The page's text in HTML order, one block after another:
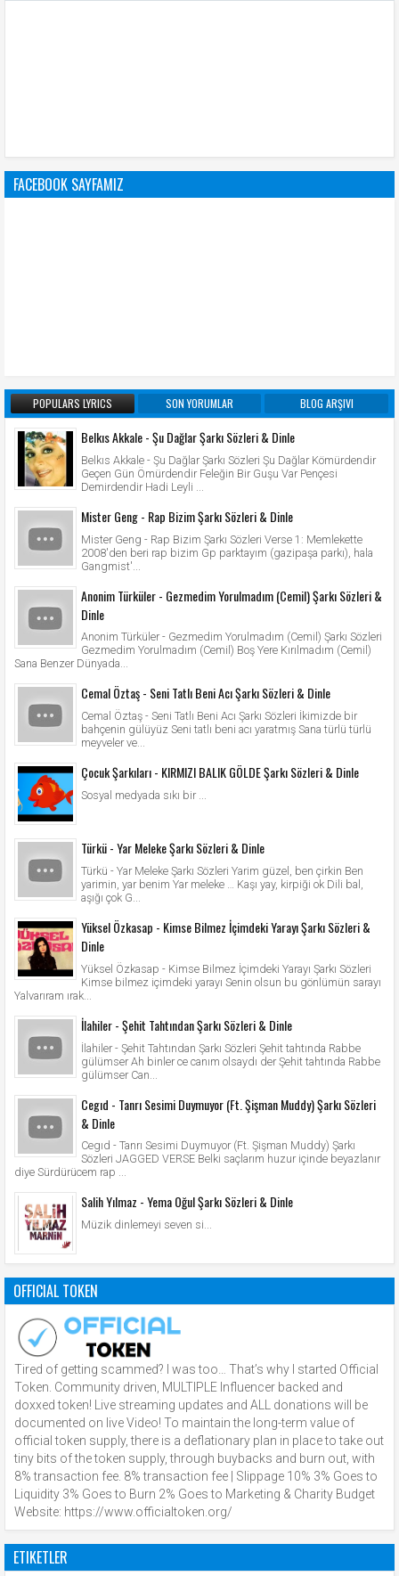
FACEBOOK SAYFAMIZ
POPULARS LYRICS SON YORUMLAR BLOG ARŞIVI
Belkıs Akkale - Şu Dağlar Şarkı Sözleri & Dinle
Belkıs Akkale - Şu Dağlar Şarkı Sözleri Şu Dağlar Kömürdendir
Geçen Gün Ömürdendir Feleğin Bir Guşu Var Pençesi
Demirdendir Hadi Leyli ...
Mister Geng - Rap Bizim Şarkı Sözleri & Dinle
Mister Geng - Rap Bizim Şarkı Sözleri Verse 1: Memlekette
2008'den beri rap bizim Gp parktayım (gazipaşa parkı), hala
Gangmist'...
Anonim Türküler - Gezmedim Yorulmadım (Cemil) Şarkı Sözleri &
Dinle
Anonim Türküler - Gezmedim Yorulmadım (Cemil) Şarkı Sözleri
Gezmedim Yorulmadım (Cemil) Boş Yere Kırılmadım (Cemil)
Sana Benzer Dünyada...
Cemal Öztaş - Seni Tatlı Beni Acı Şarkı Sözleri & Dinle
Cemal Öztaş - Seni Tatlı Beni Acı Şarkı Sözleri İkimizde bir
bahçenin gülüyüz Seni tatlı beni acı yaratmış Sana türlü türlü
meyveler ve...
Çocuk Şarkıları - KIRMIZI BALIK GÖLDE Şarkı Sözleri & Dinle
Sosyal medyada sıkı bir ...
Türkü - Yar Meleke Şarkı Sözleri & Dinle
Türkü - Yar Meleke Şarkı Sözleri Yarim güzel, ben çirkin Ben
yarimin, yar benim Yar meleke … Kaşı yay, kirpiği ok Dili bal,
aşığı çok G...
Yüksel Özkasap - Kimse Bilmez İçimdeki Yarayı Şarkı Sözleri &
Dinle
Yüksel Özkasap - Kimse Bilmez İçimdeki Yarayı Şarkı Sözleri
Kimse bilmez içimdeki yarayı Senin olsun bu gönlümün sarayı
Yalvarıram ırak...
İlahiler - Şehit Tahtından Şarkı Sözleri & Dinle
İlahiler - Şehit Tahtından Şarkı Sözleri Şehit tahtında Rabbe
gülümser Ah binler ce canım olsaydı der Şehit tahtında Rabbe
gülümser Can...
Cegıd - Tanrı Sesimi Duymuyor (Ft. Şişman Muddy) Şarkı Sözleri
& Dinle
Cegıd - Tanrı Sesimi Duymuyor (Ft. Şişman Muddy) Şarkı
Sözleri JAGGED VERSE Belki saçlarım huzur içinde beyazlanır
diye Sürdürücem rap ...
Salih Yılmaz - Yema Oğul Şarkı Sözleri & Dinle
Müzik dinlemeyi seven si...
OFFICIAL TOKEN
Tired of getting scammed? I was too… That’s why I started Official
Token. Community driven, MULTIPLE Influencer backed and
doxxed token! Live streaming updates and ALL donations will be
documented on live Video! To maintain the long-term value of
official token supply, there is a deflationary plan in place to take out
tiny bits of the token supply, through buybacks and burn out, with
8% transaction fee. 8% transaction fee | Slippage 10% 3% Goes to
Liquidity 3% Goes to Burn 2% Goes to Marketing & Charity Budget
Website: https://www.officialtoken.org/
ETIKETLER